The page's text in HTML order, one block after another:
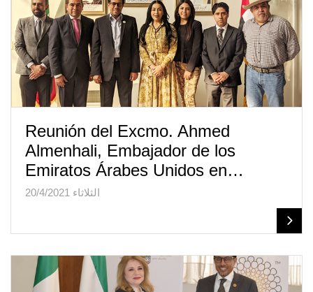
Reunión del Excmo. Ahmed
Almenhali, Embajador de los
Emiratos Árabes Unidos en…
الثلاثاء 20/4/2021